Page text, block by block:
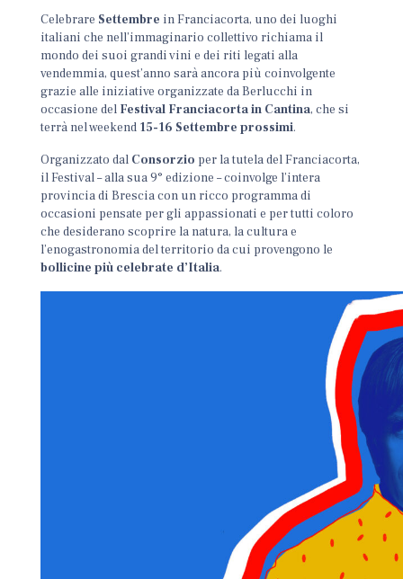
Celebrare Settembre in Franciacorta, uno dei luoghi
italiani che nell’immaginario collettivo richiama il
mondo dei suoi grandi vini e dei riti legati alla
vendemmia, quest’anno sarà ancora più coinvolgente
grazie alle iniziative organizzate da Berlucchi in
occasione del Festival Franciacorta in Cantina, che si
terrà nel weekend 15-16 Settembre prossimi.
Organizzato dal Consorzio per la tutela del Franciacorta,
il Festival – alla sua 9° edizione – coinvolge l’intera
provincia di Brescia con un ricco programma di
occasioni pensate per gli appassionati e per tutti coloro
che desiderano scoprire la natura, la cultura e
l’enogastronomia del territorio da cui provengono le
bollicine più celebrate d’Italia.